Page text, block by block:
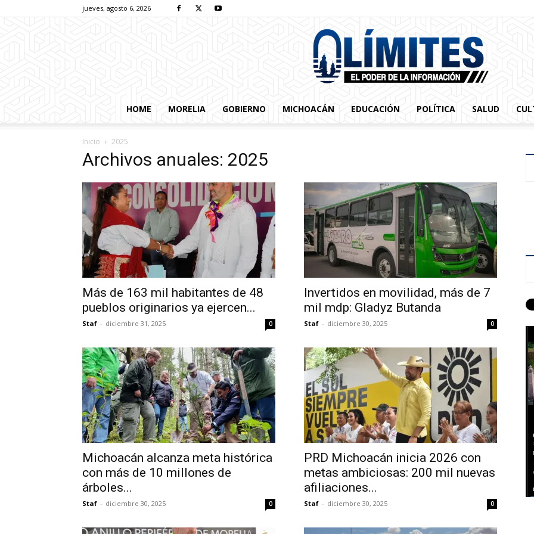
jueves, agosto 6, 2026
HOME MORELIA GOBIERNO MICHOACÁN EDUCACIÓN POLÍTICA SALUD
Inicio 2025
Archivos anuales: 2025
Más de 163 mil habitantes de 48
pueblos originarios ya ejercen...
Staf - diciembre 31, 2025 0
Invertidos en movilidad, más de 7
mil mdp: Gladyz Butanda
Staf - diciembre 30, 2025 0
Michoacán alcanza meta histórica
con más de 10 millones de
árboles...
Staf - diciembre 30, 2025 0
PRD Michoacán inicia 2026 con
metas ambiciosas: 200 mil nuevas
afiliaciones...
Staf - diciembre 30, 2025 0